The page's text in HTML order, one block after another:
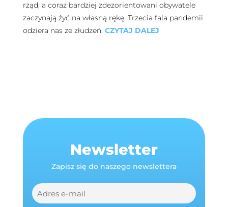
rząd, a coraz bardziej zdezorientowani obywatele
zaczynają żyć na własną rękę. Trzecia fala pandemii
odziera nas ze złudzeń. CZYTAJ DALEJ
Newsletter
Zapisz się do naszego newslettera